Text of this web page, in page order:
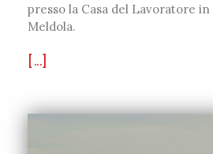
presso la Casa del Lavoratore in
Meldola.
[...]